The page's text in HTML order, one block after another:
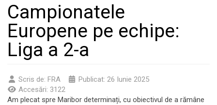
Campionatele
Europene pe echipe:
Liga a 2-a
Scris de: FRA
Publicat: 26 Iunie 2025
Accesări: 3122
Am plecat spre Maribor determinați, cu obiectivul de a rămâne